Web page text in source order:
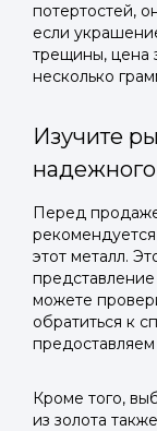
потертостей,
если
трещины, цена
несколько
Изучите
Перед
этот металл.
можете
обратиться к
Кроме того,
из золота